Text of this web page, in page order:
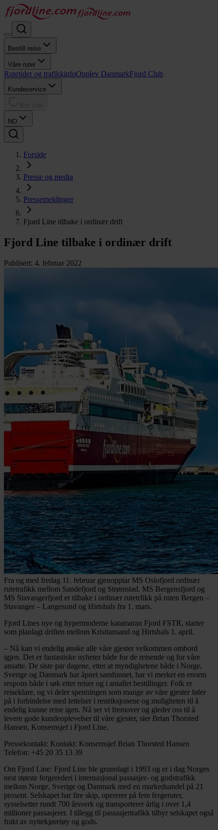
Bestill reise
Våre ruter
Rutetider og trafikkinfoOpplev DanmarkFjord Club
Kundeservice
NO
Forside
Presse og media
Pressemeldinger
Fjord Line tilbake i ordinær drift
Fjord Line tilbake i ordinær drift
Publisert: 4. februar 2022
Fra og med fredag 11. februar gjenopptar MS Oslofjord ordinær
rutetrafikk mellom Sandefjord og Strømstad. MS Bergensfjord og
MS Stavangerfjord er tilbake i ordinær rutetrfikk på ruten Bergen –
Stavanger – Langesund og Hirtshals fra 1. mars.
Fjord Lines nye og hypermoderne katamaran Fjord FSTR, starter
som planlagt driften mellom Kristiansand og Hirtshals 1. april.
– Nå kan vi endelig ønske alle våre gjester velkommen ombord
igjen. Det er fantastiske nyheter både for de reisende og for våre
ansatte. De siste par dagene, etter at myndighetene både i Norge,
Sverige og Danmark har åpnet samfunnet, har vi merket en enorm
respons både i søk etter reiser og i antallet bestillinger. Folk er
reiseklare, og vi deler spenningen som mange av våre gjester føler
på i forbindelse med lettelser i restriksjonene og muligheten til å
endelig kunne reise igen. Nå ser vi fremover og gleder oss til å
levere gode kundeoplevelser til våre gjester, sier Brian Thorsted
Hansen, Konsernsjef i Fjord Line.
Pressekontakt: Kontakt: Konsernsjef Brian Thorsted Hansen
Telefon: +45 20 35 13 39
Om Fjord Line: Fjord Line ble grunnlagt i 1993 og er i dag Norges
nest største fergerederi i internasjonal passasjer- og godstrafikk
mellom Norge, Sverige og Danmark med en markedsandel på 21
prosent. Selskapet har fire skip, opererer på fem fergeruter,
sysselsetter rundt 700 årsverk og transporterer årlig i over 1,4
millioner passasjerer. I tillegg til passasjertrafikk tilbyr selskapet også
frakt av nyttekjøretøy og gods.